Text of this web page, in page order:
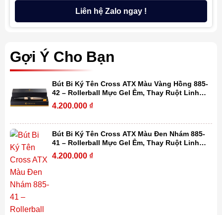
Liên hệ Zalo ngay !
Gợi Ý Cho Bạn
Bút Bi Ký Tên Cross ATX Màu Vàng Hồng 885-
42 – Rollerball Mực Gel Êm, Thay Ruột Linh
Hoạt Kèm Hộp Quà
4.200.000 ₫
Bút Bi Ký Tên Cross ATX Màu Đen Nhám 885-
41 – Rollerball Mực Gel Êm, Thay Ruột Linh
Hoạt Kèm Hộp Quà Cao Cấp
4.200.000 ₫